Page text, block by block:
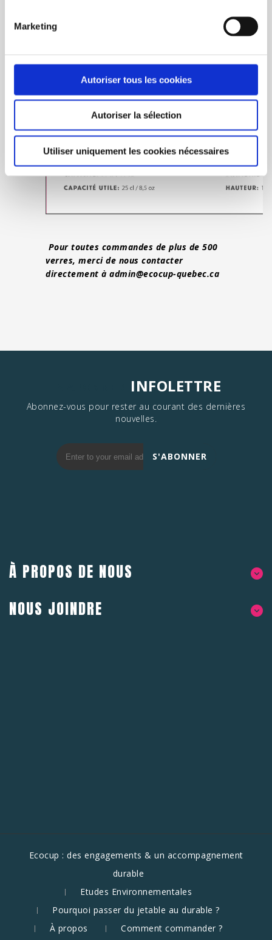
Marketing
Autoriser tous les cookies
Autoriser la sélection
Utiliser uniquement les cookies nécessaires
délai actuel.
Pour toutes commandes de plus de 500
verres, merci de nous contacter
directement à admin@ecocup-quebec.ca
INFOLETTRE
Abonnez-vous pour rester au courant des dernières
nouvelles.
S'ABONNER
À PROPOS DE NOUS
NOUS JOINDRE
Ecocup : des engagements & un accompagnement
durable
Etudes Environnementales
Pourquoi passer du jetable au durable ?
À propos
Comment commander ?